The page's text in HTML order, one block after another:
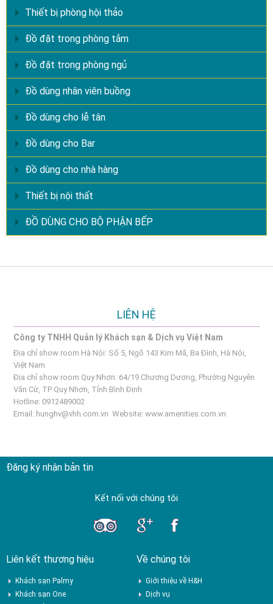
Thiết bị phòng hội thảo
Đồ đặt trong phòng tắm
Đồ đặt trong phòng ngủ
Đồ dùng nhân viên buồng
Đồ dùng cho lễ tân
Đồ dùng cho Bar
Đồ dùng cho nhà hàng
Thiết bị nội thất
ĐỒ DÙNG CHO BỘ PHẬN BẾP
LIÊN HỆ
Công ty TNHH Quản lý Khách sạn & Dịch vụ Việt Nam
Địa chỉ show room Hà Nội: Số 5, Ngõ 143 Kim Mã, Ba Đình, Hà Nội,
Việt Nam
Địa chỉ show room Quy Nhơn: 64/19 Chương Dương, Phường Nguyên
Văn Cừ, TP Quy Nhơn, Tỉnh Bình Định
Hotline: 0912489002
Email: hunghv@vhh.com.vn Website:www.amenities.com.vn
Đăng ký nhận bản tin
Kết nối với chúng tôi
Liên kết thương hiệu
Khách sạn Palmy
Khách sạn One
Về chúng tôi
Giới thiệu về H&H
Dịch vụ